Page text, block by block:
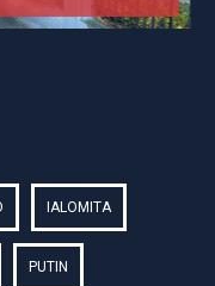
IALOMITA
PUTIN